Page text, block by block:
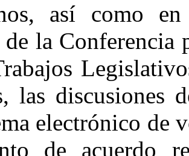
así como
de la
las discusiones
electrónico de
de acuerdo